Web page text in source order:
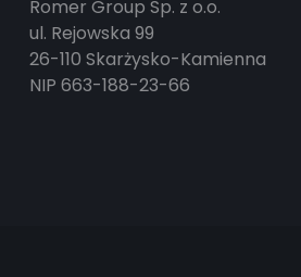
Romer Group Sp. z o.o.
ul. Rejowska 99
26-110 Skarżysko-Kamienna
NIP 663-188-23-66